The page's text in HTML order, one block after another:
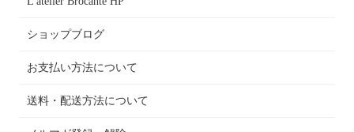
ショップブログ
お支払い方法について
送料・配送方法について